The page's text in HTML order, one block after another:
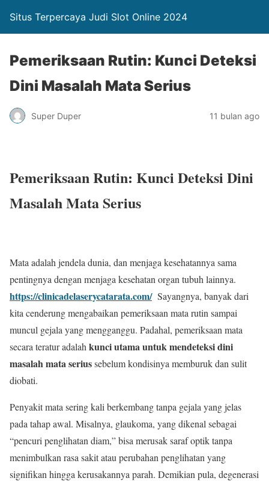
Situs Terpercaya Judi Slot Online 2024
Pemeriksaan Rutin: Kunci Deteksi
Dini Masalah Mata Serius
Super Duper 11 bulan ago
Pemeriksaan Rutin: Kunci Deteksi Dini
Masalah Mata Serius
Mata adalah jendela dunia, dan menjaga kesehatannya sama
pentingnya dengan menjaga kesehatan organ tubuh lainnya.
https://clinicadelaserycatarata.com/Sayangnya, banyak dari
kita cenderung mengabaikan pemeriksaan mata rutin sampai
muncul gejala yang mengganggu. Padahal, pemeriksaan mata
secara teratur adalah kunci utama untuk mendeteksi dini
masalah mata seriussebelum kondisinya memburuk dan sulit
diobati.
Penyakit mata sering kali berkembang tanpa gejala yang jelas
pada tahap awal. Misalnya, glaukoma, yang dikenal sebagai
“pencuri penglihatan diam,” bisa merusak saraf optik tanpa
menimbulkan rasa sakit atau perubahan penglihatan yang
signifikan hingga kerusakannya parah. Demikian pula, degenerasi